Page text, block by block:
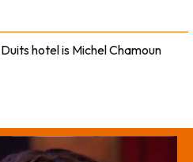
hotel is Michel Chamoun